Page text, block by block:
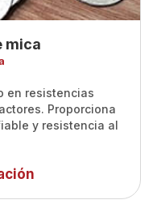
mica
en resistencias
Proporciona
y resistencia al